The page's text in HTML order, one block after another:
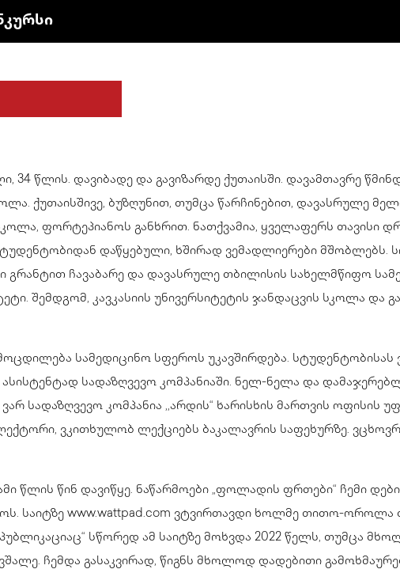
34 წლის. დავიბადე და გავიზარდე ქუთაისში. დავამთავრე
ქუთაისშივე, ბუზღუნით, თუმცა წარჩინებით, დავასრულე
ფორტეპიანოს განხრით. ნათქვამია, ყველაფერს თავისი
დაწყებული, ხშირად ვემადლიერები მშობლებს.
გრანტით ჩავაბარე და დავასრულე თბილისის სახელმწიფო
შემდგომ, კავკასიის უნივერსიტეტის ჯანდაცვის სკოლა და
სამედიცინო სფეროს უკავშირდება. სტუდენტობისას
ასისტენტად სადაზღვევო კომპანიაში. ნელ-ნელა და
სადაზღვევო კომპანია ,,არდის“ ხარისხის მართვის ოფისის
ვკითხულობ ლექციებს ბაკალავრის საფეხურზე.
წლის წინ დავიწყე. ნაწარმოები „ფოლადის ფრთები“ ჩემი
საიტზე www.wattpad.com ვტვირთავდი ხოლმე თითო-ოროლა
სწორედ ამ საიტზე მოხვდა 2022 წელს, თუმცა
ჩემდა გასაკვირად, წიგნს მხოლოდ დადებითი